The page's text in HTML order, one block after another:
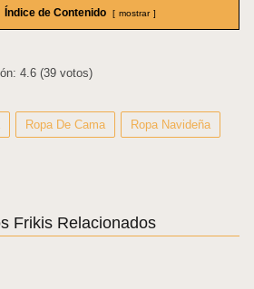
Índice de Contenido mostrar
4.6 (39 votos)
Ropa De Cama Ropa Navideña
Frikis Relacionados